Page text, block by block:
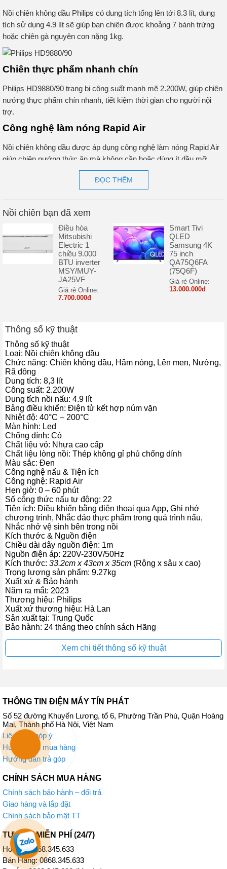
Nồi chiên không dầu Philips có dung tích tổng lên tới 8.3 lít, dung
tích sử dụng 4.9 lít sẽ giúp bạn chiên được khoảng 7 bánh trứng
hoặc chiên gà nguyên con nặng 1kg.
Chiên thực phẩm nhanh chín
Philips HD9880/90 trang bị công suất mạnh mẽ 2.200W, giúp chiên
nướng thực phẩm chín nhanh, tiết kiệm thời gian cho người nội
trợ.
Công nghệ làm nóng Rapid Air
Nồi chiên không dầu được áp dụng công nghệ làm nóng Rapid Air
giúp chiên nướng thức ăn mà không cần hoặc dùng ít dầu mỡ,
giảm lượng chất béo tối đa, ăn món chiên mà không lo ảnh hưởng
Chỉnh được hẹn giờ và cài đặt hẹn giờ tắt
Nồi chiên có thể điều chỉnh nhiệt độ từ 40 – 200°C, thời gian hẹn
giờ tắt từ 0 – 60 phút sẽ phù hợp với từng loại thực phẩm khác
Chất liệu an toàn, cao cấp
Vỏ nồi chiên được làm bằng chất liệu nhựa cách nhiệt, bền đẹp, lau
chùi vệ sinh dễ dàng, cách điện an toàn.
dính bền tốt, an toàn khi tiếp xúc với thực phẩm, chịu nhiệt cao và
không sinh ra chất độc hại, dễ chùi rửa sau khi chiên nướng.
Dễ sử dụng
Nồi chiên không dầu Philips HD9880/90 thiết kế bảng điều khiển
cảm ứng kết hợp nút xoay sử dụng đơn giản, được trang bị thêm
màn hình hiển thị to rõ, dễ dàng tùy chỉnh các chế độ nấu.
Nồi có đến 22 chương trình cài đặt sẵn
Với 22 chức năng dưới đây sẽ hỗ trợ người dùng nấu ăn thuận tiện
chỉ với vài thao tác đơn giản, giúp làm ra vô vàn món ăn ngon, hấp
dẫn cho cả nhà thưởng thức.
Cụ thể 22 chức năng của nồi chiên gồm:
Chiên/Rán
Nướng nhiệt độ cao
Nướng trực tiếp/Nướng vỉ
Nướng nhiệt độ thấp
Nấu trong một nồi
Xào nhanh với lửa lớn
Xào chậm
ĐỌC THÊM
Nồi chiên bạn đã xem
Điều hòa
Mitsubishi
Electric 1
chiều 9.000
BTU inverter
MSY/MUY-
JA25VF
Giá rẻ Online:
7.700.000đ
Smart Tivi
QLED
Samsung 4K
75 inch
QA75Q6FA
(75Q6F)
Giá rẻ Online:
13.000.000đ
Thông số kỹ thuật
Thông số kỹ thuật
Loại: Nồi chiên không dầu
Chức năng: Chiên không dầu, Hâm nóng, Lên men, Nướng,
Rã đông
Dung tích: 8,3 lít
Công suất: 2.200W
Dung tích nồi nấu: 4.9 lít
Bảng điều khiển: Điện tử kết hợp núm vặn
Nhiệt độ: 40°C – 200°C
Màn hình: Led
Chống dính: Có
Chất liệu vỏ: Nhựa cao cấp
Chất liệu lòng nồi: Thép không gỉ phủ chống dính
Màu sắc: Đen
Công nghệ nấu & Tiện ích
Công nghệ: Rapid Air
Hẹn giờ: 0 – 60 phút
Số công thức nấu tự động: 22
Tiện ích: Điều khiển bằng điện thoại qua App, Ghi nhớ
chương trình, Nhắc đảo thực phẩm trong quá trình nấu,
Nhắc nhở vệ sinh bên trong nồi
Kích thước & Nguồn điện
Chiều dài dây nguồn điện: 1m
Nguồn điện áp: 220V-230V/50Hz
Kích thước: 33.2cm x 43cm x 35cm (Rộng x sâu x cao)
Trọng lượng sản phẩm: 9.27kg
Xuất xứ & Bảo hành
Năm ra mắt: 2023
Thương hiệu: Philips
Xuất xứ thương hiệu: Hà Lan
Sản xuất tại: Trung Quốc
Bảo hành: 24 tháng theo chính sách Hãng
Xem chi tiết thông số kỹ thuật
THÔNG TIN ĐIỆN MÁY TÍN PHÁT
Số 52 đường Khuyến Lương, tổ 6, Phường Trần Phú, Quận Hoàng
Mai, Thành phố Hà Nội, Việt Nam
Liên hệ – góp ý
Hướng dẫn mua hàng
Hướng dẫn trả góp
CHÍNH SÁCH MUA HÀNG
Chính sách bảo hành – đổi trả
Giao hàng và lắp đặt
Chính sách bảo mật TT
TƯ VẤN MIỄN PHÍ (24/7)
Hotline: 0868.345.633
Bán Hàng: 0868.345.633